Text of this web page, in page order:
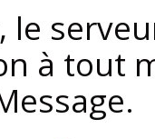
le
à tout